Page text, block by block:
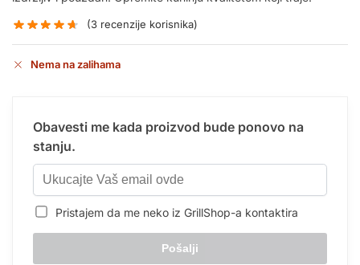
(3 recenzije korisnika)
Nema na zalihama
Obavesti me kada proizvod bude ponovo na
stanju.
Pristajem da me neko iz GrillShop-a kontaktira